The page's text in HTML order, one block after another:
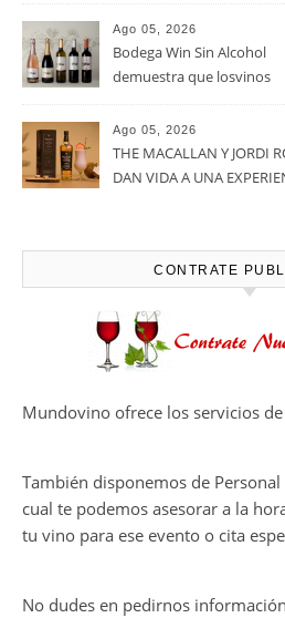
casi un siglo de excelencia
vitivinícola
Ago 05, 2026
Bodega Win Sin Alcohol
demuestra que losvinos
calidadcomienzan a
en el viñedo
Ago 05, 2026
THE MACALLAN Y JORDI
DAN VIDA A UNA
HARMONY COLLECTION
CONTRATE
Mundovino ofrece los servicios
También disponemos de
cual te podemos asesorar a la
tu vino para ese evento o cita
No dudes en pedirnos